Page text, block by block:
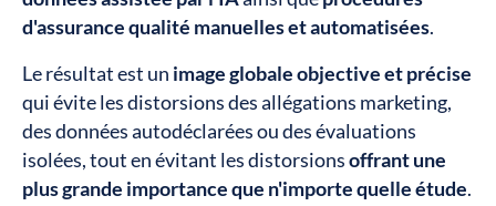
d'assurance qualité manuelles et automatisées.
Le résultat est un image globale objective et précise
qui évite les distorsions des allégations marketing,
des données autodéclarées ou des évaluations
isolées, tout en évitant les distorsionsoffrant une
plus grande importance que n'importe quelle étude.